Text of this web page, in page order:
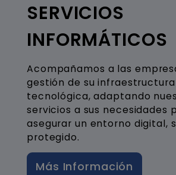
SERVICIOS
INFORMÁTICOS
Acompañamos a las
gestión de su infraestructura
tecnológica, adaptando
servicios a sus necesidades
asegurar un entorno digital,
protegido.
Más Información